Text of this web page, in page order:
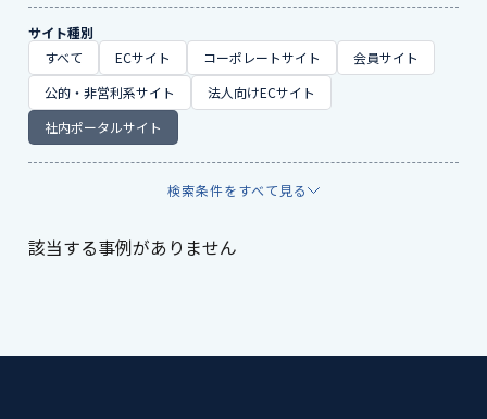
サイト種別
すべて
ECサイト コーポレートサイト
会員サイト
公的・非営利系サイト
法人向けECサイト
社内ポータルサイト
検索条件をすべて見る
該当する事例がありません